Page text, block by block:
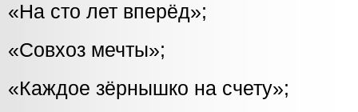
«На сто лет вперёд»;
«Совхоз мечты»;
«Каждое зёрнышко на счету»;